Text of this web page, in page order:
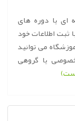
ای یا دوره های
ثبت اطلاعات خود
می توانید
یا گروهی